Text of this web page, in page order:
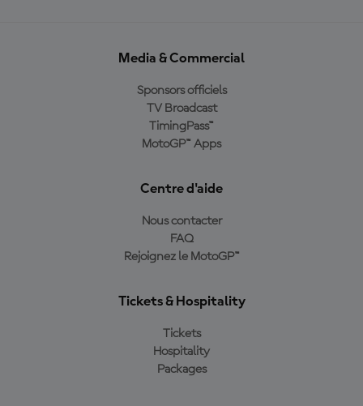
Media & Commercial
Sponsors officiels
TV Broadcast
TimingPass™
MotoGP™ Apps
Centre d'aide
Nous contacter
FAQ
Rejoignez le MotoGP™
Tickets & Hospitality
Tickets
Hospitality
Packages